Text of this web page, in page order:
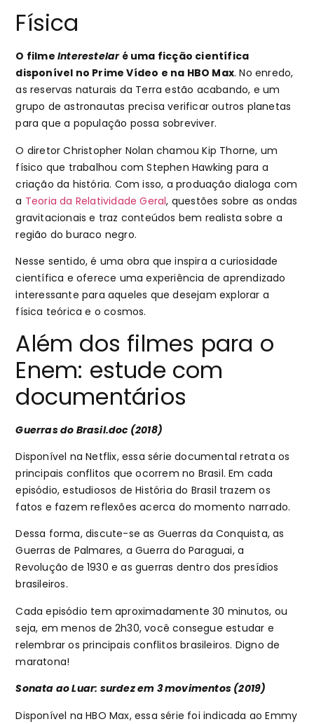
Física
O filmeInterestelaré uma ficção científica
disponível no Prime Vídeo e na HBO Max. No enredo,
as reservas naturais da Terra estão acabando, e um
grupo de astronautas precisa verificar outros planetas
para que a população possa sobreviver.
O diretor Christopher Nolan chamou Kip Thorne, um
físico que trabalhou com Stephen Hawking para a
criação da história. Com isso, a produação dialoga com
a Teoria da Relatividade Geral, questões sobre as ondas
gravitacionais e traz conteúdos bem realista sobre a
região do buraco negro.
Nesse sentido, é uma obra que inspira a curiosidade
científica e oferece uma experiência de aprendizado
interessante para aqueles que desejam explorar a
física teórica e o cosmos.
Além dos filmes para o
Enem: estude com
documentários
Guerras do Brasil.doc (2018)
Disponível na Netflix, essa série documental retrata os
principais conflitos que ocorrem no Brasil. Em cada
episódio, estudiosos de História do Brasil trazem os
fatos e fazem reflexões acerca do momento narrado.
Dessa forma, discute-se as Guerras da Conquista, as
Guerras de Palmares, a Guerra do Paraguai, a
Revolução de 1930 e as guerras dentro dos presídios
brasileiros.
Cada episódio tem aproximadamente 30 minutos, ou
seja, em menos de 2h30, você consegue estudar e
relembrar os principais conflitos brasileiros. Digno de
maratona!
Sonata ao Luar: surdez em 3 movimentos (2019)
Disponível na HBO Max, essa série foi indicada ao Emmy